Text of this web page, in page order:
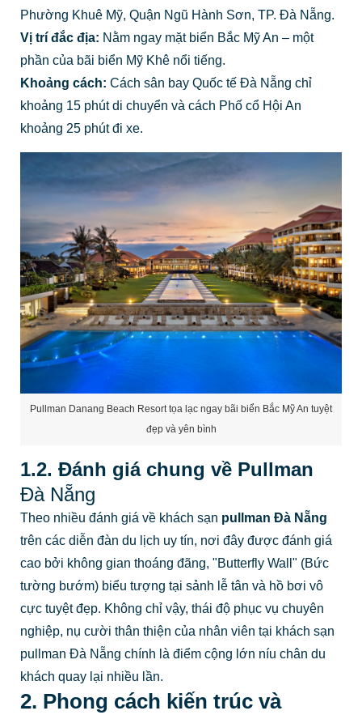
Phường Khuê Mỹ, Quận Ngũ Hành Sơn, TP. Đà Nẵng.
Vị trí đắc địa: Nằm ngay mặt biển Bắc Mỹ An – một
phần của bãi biển Mỹ Khê nổi tiếng.
Khoảng cách: Cách sân bay Quốc tế Đà Nẵng chỉ
khoảng 15 phút di chuyển và cách Phố cổ Hội An
khoảng 25 phút đi xe.
Pullman Danang Beach Resort tọa lạc ngay bãi biển Bắc Mỹ An tuyệt
đẹp và yên bình
1.2. Đánh giá chung về Pullman
Đà Nẵng
Theo nhiều đánh giá về khách sạn pullman Đà Nẵng
trên các diễn đàn du lịch uy tín, nơi đây được đánh giá
cao bởi không gian thoáng đãng, "Butterfly Wall" (Bức
tường bướm) biểu tượng tại sảnh lễ tân và hồ bơi vô
cực tuyệt đẹp. Không chỉ vậy, thái độ phục vụ chuyên
nghiệp, nụ cười thân thiện của nhân viên tại khách sạn
pullman Đà Nẵng chính là điểm cộng lớn níu chân du
khách quay lại nhiều lần.
2. Phong cách kiến trúc và